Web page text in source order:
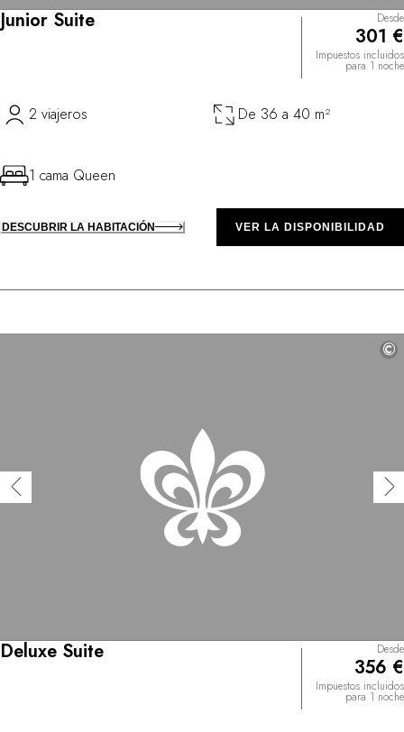
Junior Suite Desde
301 €
Impuestos incluidos
para 1 noche
2 viajeros De 36 a 40 m²
1 cama Queen
DESCUBRIR LA HABITACIÓN VER LA DISPONIBILIDAD
©
Deluxe Suite Desde
356 €
Impuestos incluidos
para 1 noche